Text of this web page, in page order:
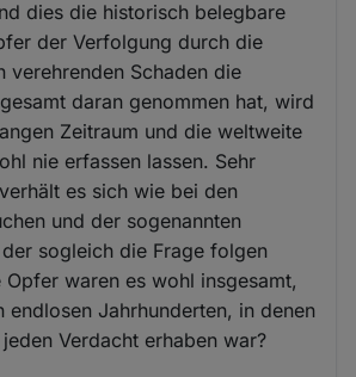
dies die historisch belegbare
der Verfolgung durch die
verehrenden Schaden die
daran genommen hat, wird
Zeitraum und die weltweite
nie erfassen lassen. Sehr
es sich wie bei den
und der sogenannten
sogleich die Frage folgen
Opfer waren es wohl insgesamt,
endlosen Jahrhunderten, in denen
Verdacht erhaben war?